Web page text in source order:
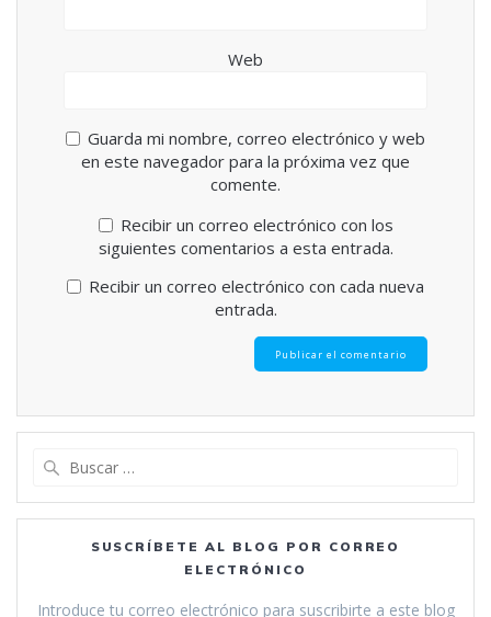
Web
Guarda mi nombre, correo electrónico y web
en este navegador para la próxima vez que
comente.
Recibir un correo electrónico con los
siguientes comentarios a esta entrada.
Recibir un correo electrónico con cada nueva
entrada.
SUSCRÍBETE AL BLOG POR CORREO
ELECTRÓNICO
Introduce tu correo electrónico para suscribirte a este blog